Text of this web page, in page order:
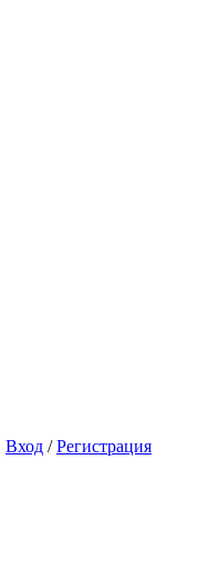
Вход /Регистрация